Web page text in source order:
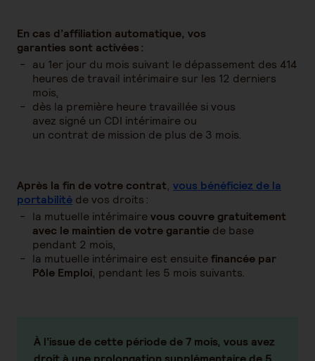
En cas d’affiliation automatique, vos
garanties sont activées :
au 1er jour du mois suivant le dépassement des 414
heures de travail intérimaire sur les 12 derniers
mois,
dès la première heure travaillée si vous
avez signé un CDI intérimaire ou
un contrat de mission de plus de 3 mois.
Après la fin de votre contrat, vous bénéficiez de la
portabilité de vos droits :
la mutuelle intérimairevous couvre gratuitement
avec le maintien de votre garantie de base
pendant 2 mois,
la mutuelle intérimaire est ensuitefinancée par
Pôle Emploi, pendant les 5 mois suivants.
À l’issue de cette période de 7 mois, vous avez